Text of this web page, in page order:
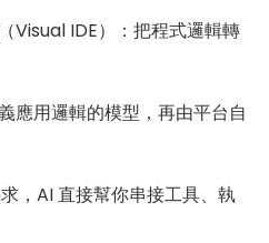
Visual IDE）：把程式邏輯轉
應用邏輯的模型，再由平台自
，AI 直接幫你串接工具、執